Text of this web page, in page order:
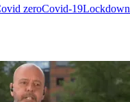
zeroCovid-19Lockdown